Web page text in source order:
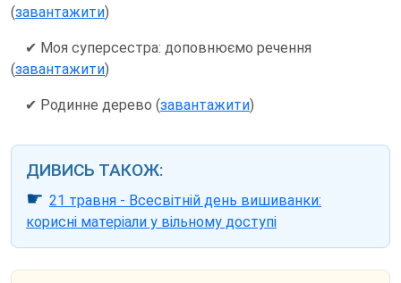
(завантажити)
✔ Моя суперсестра: доповнюємо речення
(завантажити)
✔ Родинне дерево (завантажити)
ДИВИСЬ ТАКОЖ:
☛ 21 травня - Всесвітній день вишиванки:
корисні матеріали у вільному доступі